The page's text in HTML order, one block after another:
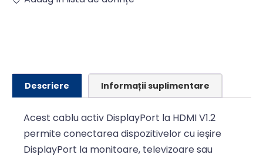
Descriere Informații suplimentare
Acest cablu activ DisplayPort la HDMI V1.2
permite conectarea dispozitivelor cu ieșire
DisplayPort la monitoare, televizoare sau